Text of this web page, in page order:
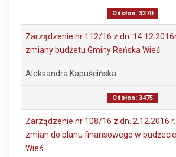
Odsłon: 3370
Zarządzenie nr 112/16 z dn.
zmiany budżetu Gminy Reńska Wieś
Aleksandra Kapuścińska
Odsłon: 3475
Zarządzenie nr 108/16 z dn. 2.12.2016
zmian do planu finansowego w
Wieś